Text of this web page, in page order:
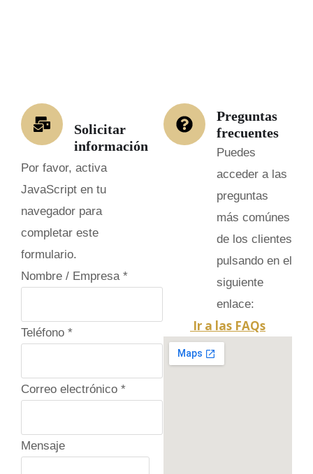
Solicitar
información
Por favor, activa
JavaScript en tu
navegador para
completar este
formulario.
Nombre / Empresa *
T
l
é
o
n
Teléfono *
Correo electrónico *
Mensaje
Preguntas
frecuentes
Puedes
acceder a las
preguntas
más comúnes
de los clientes
pulsando en el
siguiente
enlace:
Ir a las FAQs